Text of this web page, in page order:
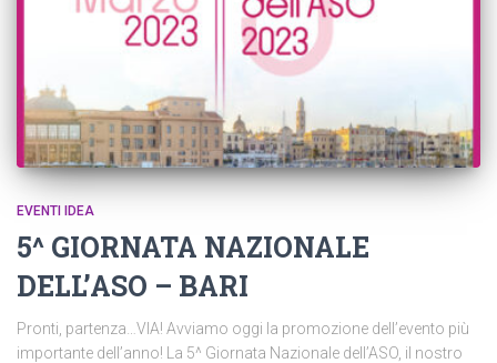
EVENTI IDEA
5^ GIORNATA NAZIONALE
DELL’ASO – BARI
Pronti, partenza…VIA! Avviamo oggi la promozione dell’evento più
importante dell’anno! La 5^ Giornata Nazionale dell’ASO, il nostro